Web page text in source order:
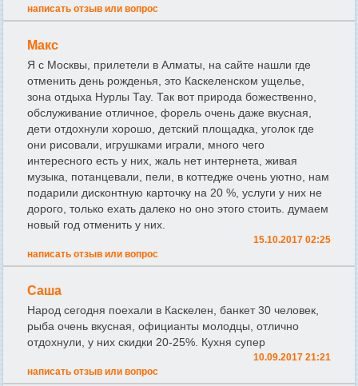
написать отзыв или вопрос
Макс
Я с Москвы, прилетели в Алматы, на сайте нашли где
отменить день рожденья, это Каскеленском ущелье,
зона отдыха Нурлы Тау. Так вот природа божественно,
обслуживание отличное, форель очень даже вкусная,
дети отдохнули хорошо, детский площадка, уголок где
они рисовали, игрушками играли, много чего
интересного есть у них, жаль нет интернета, живая
музыка, потанцевали, пели, в коттедже очень уютно, нам
подарили дисконтную карточку на 20 %, услуги у них не
дорого, только ехать далеко но оно этого стоить. думаем
новый год отменить у них.
15.10.2017 02:25
написать отзыв или вопрос
Саша
Народ сегодня поехали в Каскелен, банкет 30 человек,
рыба очень вкусная, официанты молодцы, отлично
отдохнули, у них скидки 20-25%. Кухня супер
10.09.2017 21:21
написать отзыв или вопрос